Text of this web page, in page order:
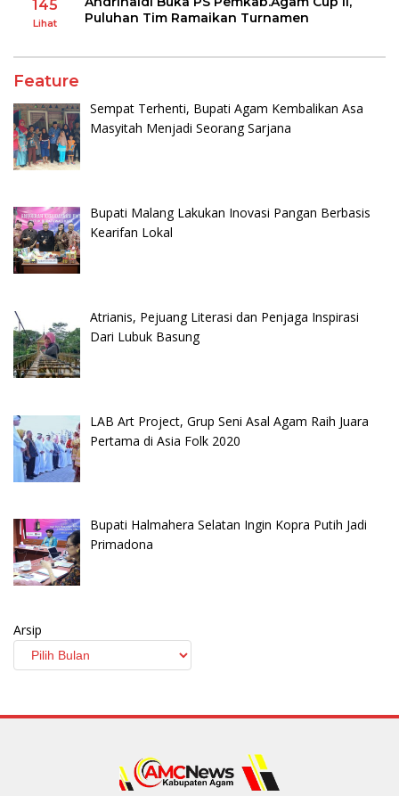
145
Lihat
Puluhan Tim Ramaikan Turnamen
Feature
Sempat Terhenti, Bupati Agam Kembalikan Asa
Masyitah Menjadi Seorang Sarjana
Bupati Malang Lakukan Inovasi Pangan Berbasis
Kearifan Lokal
Atrianis, Pejuang Literasi dan Penjaga Inspirasi
Dari Lubuk Basung
LAB Art Project, Grup Seni Asal Agam Raih Juara
Pertama di Asia Folk 2020
Bupati Halmahera Selatan Ingin Kopra Putih Jadi
Primadona
Arsip